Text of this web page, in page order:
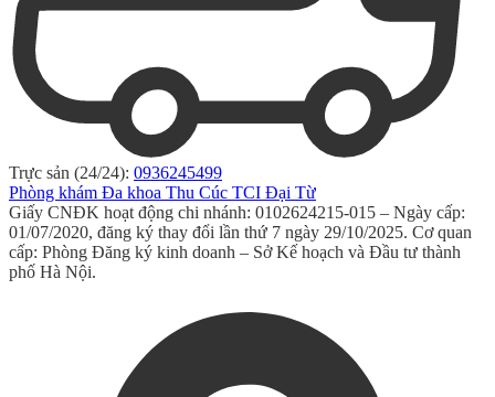
Trực sản (24/24): 0936245499
Phòng khám Đa khoa Thu Cúc TCI Đại Từ
Giấy CNĐK hoạt động chi nhánh: 0102624215-015 – Ngày cấp:
01/07/2020, đăng ký thay đổi lần thứ 7 ngày 29/10/2025. Cơ quan
cấp: Phòng Đăng ký kinh doanh – Sở Kế hoạch và Đầu tư thành
phố Hà Nội.